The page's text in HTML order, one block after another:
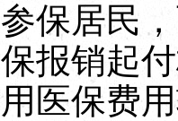
参保居民
保报销起
用医保费